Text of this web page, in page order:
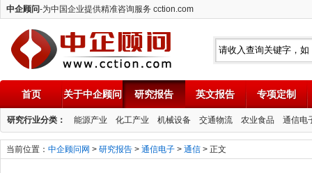
中企顾问-为中国企业提供精准咨询服务 cction.com
中企顾问
首页 关于中企顾问 研究报告 英文报告 专项定制
研究行业分类： 能源产业 化工产业 机械设备 交通物流 农业食品 通信电
当前位置： 中企顾问网 > 研究报告 > 通信电子 > 通信 > 正文